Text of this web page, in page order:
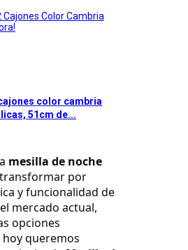
color cambria
51cm de...
mesilla de noche
por
y funcionalidad de
mercado actual,
opciones
queremos